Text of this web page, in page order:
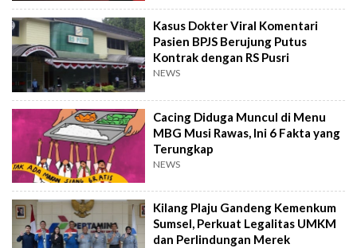
Kasus Dokter Viral Komentari
Pasien BPJS Berujung Putus
Kontrak dengan RS Pusri
NEWS
Cacing Diduga Muncul di Menu
MBG Musi Rawas, Ini 6 Fakta yang
Terungkap
NEWS
Kilang Plaju Gandeng Kemenkum
Sumsel, Perkuat Legalitas UMKM
dan Perlindungan Merek